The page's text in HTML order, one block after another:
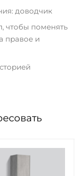
доводчик
чтобы поменять
правое и